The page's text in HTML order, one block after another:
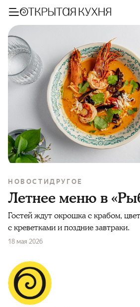
НОВОСТИДРУГОЕ
Летнее меню в
Гостей ждут окрошка с крабом,
с креветками и поздние завтраки.
18 мая 2026